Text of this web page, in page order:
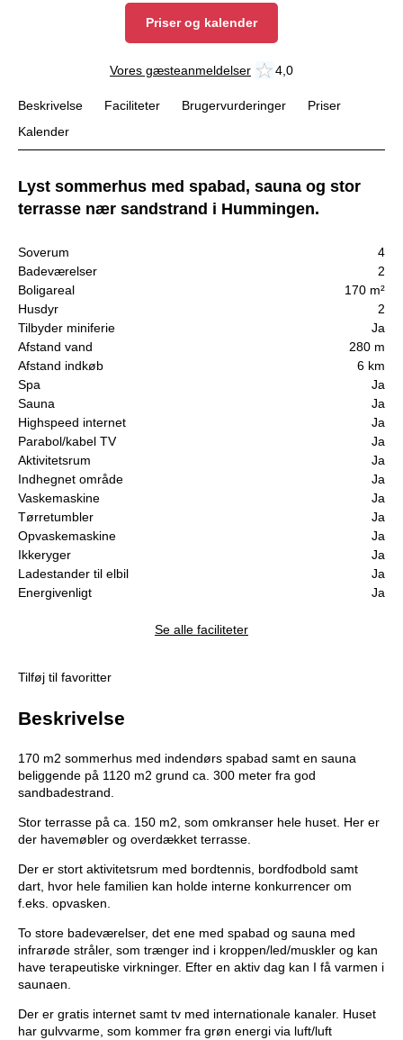
Priser og kalender
Vores gæsteanmeldelser 4,0
Beskrivelse Faciliteter Brugervurderinger
Priser
Kalender
Lyst sommerhus med spabad, sauna og stor
terrasse nær sandstrand i Hummingen.
Soverum
4
Badeværelser
2
Boligareal
170 m²
Husdyr
2
Tilbyder miniferie
Ja
Afstand vand
280 m
Afstand indkøb
6 km
Spa
Ja
Sauna
Ja
Highspeed internet
Ja
Parabol/kabel TV
Ja
Aktivitetsrum
Ja
Indhegnet område
Ja
Vaskemaskine
Ja
Tørretumbler
Ja
Opvaskemaskine
Ja
Ikkeryger
Ja
Ladestander til elbil
Ja
Energivenligt
Ja
Se alle faciliteter
Tilføj til favoritter
Beskrivelse
170 m2 sommerhus med indendørs spabad samt en sauna
beliggende på 1120 m2 grund ca. 300 meter fra god
sandbadestrand.
Stor terrasse på ca. 150 m2, som omkranser hele huset. Her er
der havemøbler og overdækket terrasse.
Der er stort aktivitetsrum med bordtennis, bordfodbold samt
dart, hvor hele familien kan holde interne konkurrencer om
f.eks. opvasken.
To store badeværelser, det ene med spabad og sauna med
infrarøde stråler, som trænger ind i kroppen/led/muskler og kan
have terapeutiske virkninger. Efter en aktiv dag kan I få varmen i
saunaen.
Der er gratis internet samt tv med internationale kanaler. Huset
har gulvvarme, som kommer fra grøn energi via luft/luft